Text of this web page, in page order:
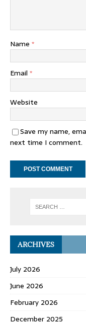
Name *
Email *
Website
Save my name,
next time I comment.
ARCHIVES
July 2026
June 2026
February 2026
December 2025